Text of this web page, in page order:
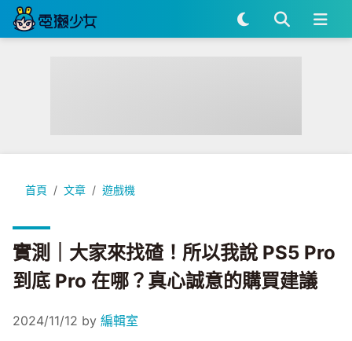
首頁 文章 遊戲機
實測｜大家來找碴！所以我說 PS5 Pro 到底 Pro 在哪？真心誠
實測｜大家來找碴！所以我說 PS5 Pro
到底 Pro 在哪？真心誠意的購買建議
2024/11/12 by 編輯室